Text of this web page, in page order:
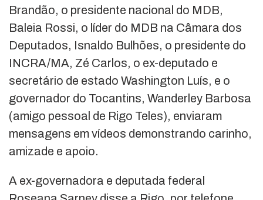
Brandão, o presidente nacional do MDB,
Baleia Rossi, o líder do MDB na Câmara dos
Deputados, Isnaldo Bulhões, o presidente do
INCRA/MA, Zé Carlos, o ex-deputado e
secretário de estado Washington Luís, e o
governador do Tocantins, Wanderley Barbosa
(amigo pessoal de Rigo Teles), enviaram
mensagens em vídeos demonstrando carinho,
amizade e apoio.
A ex-governadora e deputada federal